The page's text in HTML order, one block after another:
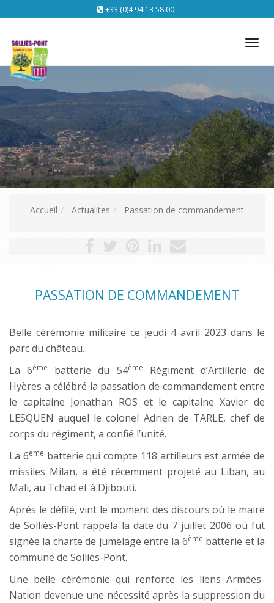
+33 (0)4 94 13 58 00
Accueil Actualites Passation de commandement
PASSATION DE COMMANDEMENT
Belle cérémonie militaire ce jeudi 4 avril 2023 dans le
parc du château.
La 6ème batterie du 54ème
Régiment d’Artillerie de
Hyères a célébré la passation de commandement entre
le capitaine Jonathan ROS et le capitaine Xavier de
LESQUEN auquel le colonel Adrien de TARLE, chef de
corps du régiment, a confié l’unité.
La 6ème batterie qui compte 118 artilleurs est armée de
missiles Milan, a été récemment projeté au Liban, au
Mali, au Tchad et à Djibouti.
Après le défilé, vint le moment des discours où le maire
de Solliès-Pont rappela la date du 7 juillet 2006 où fut
signée la charte de jumelage entre la 6ème batterie et la
commune de Solliès-Pont.
Une belle cérémonie qui renforce les liens Armées-
Nation devenue une nécessité après la suppression du